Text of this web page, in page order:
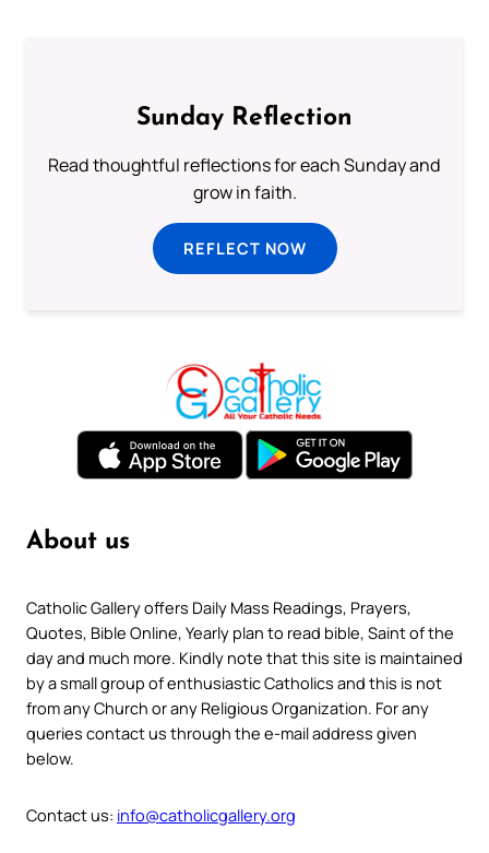
Sunday Reflection
Read thoughtful reflections for each Sunday and
grow in faith.
REFLECT NOW
About us
Catholic Gallery offers Daily Mass Readings, Prayers,
Quotes, Bible Online, Yearly plan to read bible, Saint of the
day and much more. Kindly note that this site is maintained
by a small group of enthusiastic Catholics and this is not
from any Church or any Religious Organization. For any
queries contact us through the e-mail address given
below.
Contact us: info@catholicgallery.org